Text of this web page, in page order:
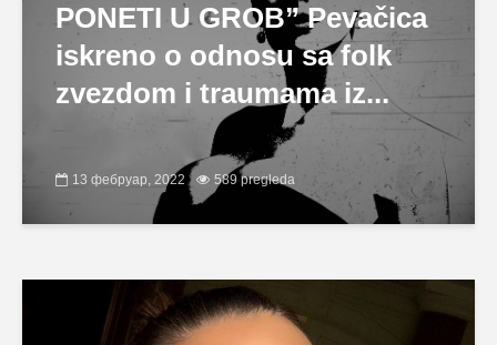
PONETI U GROB” Pevačica
iskreno o odnosu sa folk
zvezdom i traumama iz...
13 фебруар, 2022 589 pregleda